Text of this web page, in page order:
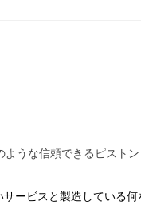
うな信頼できるピスト
ービスと製造している